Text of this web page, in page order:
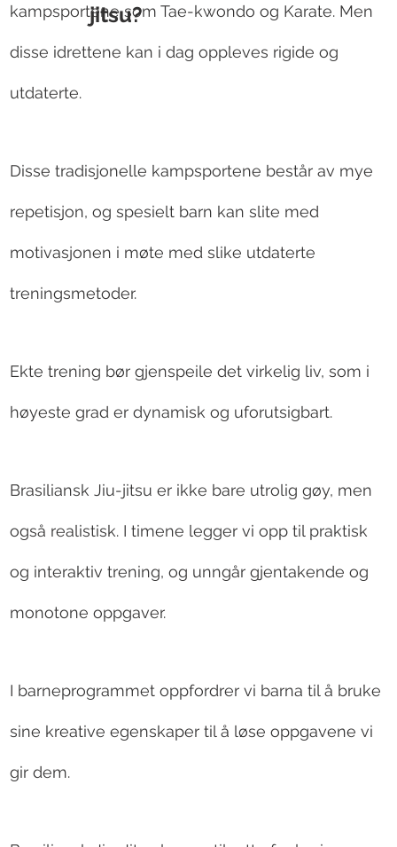
jitsu?
kampsportene som Tae-kwondo og Karate. Men
disse idrettene kan i dag oppleves rigide og
utdaterte.
Disse tradisjonelle kampsportene består av mye
repetisjon, og spesielt barn kan slite med
motivasjonen i møte med slike utdaterte
treningsmetoder.
Ekte trening bør gjenspeile det virkelig liv, som i
høyeste grad er dynamisk og uforutsigbart.
Brasiliansk Jiu-jitsu er ikke bare utrolig gøy, men
også realistisk. I timene legger vi opp til praktisk
og interaktiv trening, og unngår gjentakende og
monotone oppgaver.
I barneprogrammet oppfordrer vi barna til å bruke
sine kreative egenskaper til å løse oppgavene vi
gir dem.